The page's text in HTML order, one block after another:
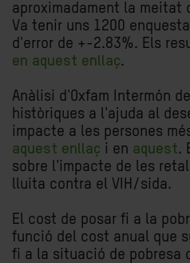
aproximadament la meitat
Va tenir uns 1200
d'error de +-2.83%. Els
en aquest enllaç.
Anàlisi d'Oxfam Intermón
històriques a l'ajuda al
impacte a les persones
aquest enllaç i en aquest.
sobre l'impacte de les
lluita contra el VIH/sida.
El cost de posar fi a la
funció del cost anual que
fi a la situació de pobresa